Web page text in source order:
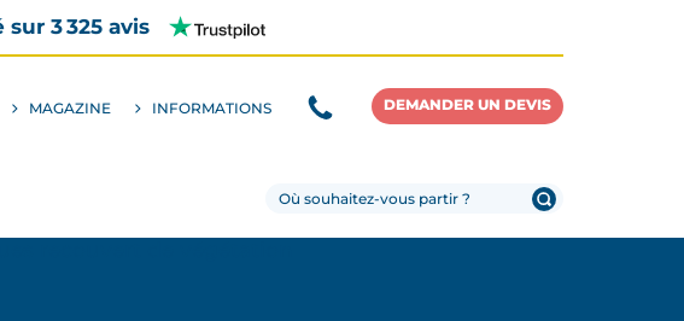
3 325 avis
MAGAZINE INFORMATIONS DEMANDER UN DEVIS